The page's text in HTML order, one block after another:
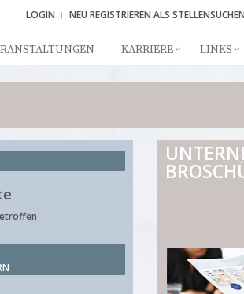
LOGIN NEU REGISTRIEREN ALS
KARRIERE LINKS